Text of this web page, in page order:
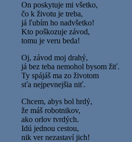
On poskytuje mi všetko,
čo k životu je treba,
já ľubím ho nadvšetko!
Kto poškozuje závod,
tomu je veru beda!
Oj, závod moj drahý,
já bez teba nemohol bysom žiť.
Ty spájáš ma zo životom
sťa nejpevnejšia niť.
Chcem, abys bol hrdý,
že máš robotnikov,
ako orlov tvrdých.
Idú jednou cestou,
nik ver nezastaví jich!